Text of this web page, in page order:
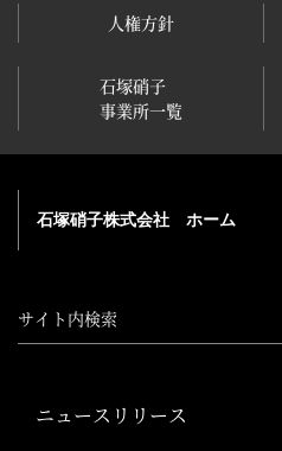
人権方針
石塚硝子
事業所一覧
石塚硝子株式会社 ホーム
ニュースリリース